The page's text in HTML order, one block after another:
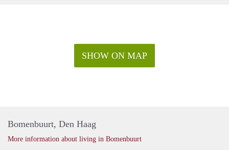
SHOW ON MAP
Bomenbuurt, Den Haag
More information about living in Bomenbuurt